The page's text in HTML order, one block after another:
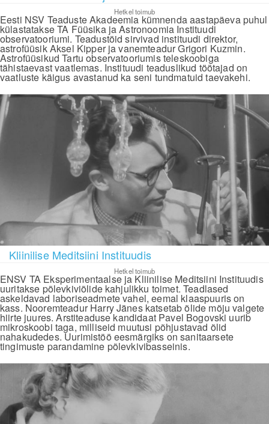
Hetkel toimub
Eesti NSV Teaduste Akadeemia kümnenda aastapäeva puhul
külastatakse TA Füüsika ja Astronoomia Instituudi
observatooriumi. Teadustöid sirvivad instituudi direktor,
astrofüüsik Aksel Kipper ja vanemteadur Grigori Kuzmin.
Astrofüüsikud Tartu observatooriumis teleskoobiga
tähistaevast vaatlemas. Instituudi teaduslikud töötajad on
vaatluste käigus avastanud ka seni tundmatuid taevakehi.
Kliinilise Meditsiini Instituudis
Hetkel toimub
ENSV TA Eksperimentaalse ja Kliinilise Meditsiini Instituudis
uuritakse põlevkiviõlide kahjulikku toimet. Teadlased
askeldavad laboriseadmete vahel, eemal klaaspuuris on
kass. Nooremteadur Harry Jänes katsetab õlide mõju valgete
hiirte juures. Arstiteaduse kandidaat Pavel Bogovski uurib
mikroskoobi taga, milliseid muutusi põhjustavad õlid
nahakudedes. Uurimistöö eesmärgiks on sanitaarsete
tingimuste parandamine põlevkivibasseinis.